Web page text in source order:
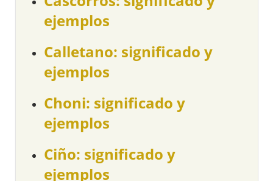
ejemplos
Calletano: significado y
ejemplos
Choni: significado y
ejemplos
Ciño: significado y
ejemplos